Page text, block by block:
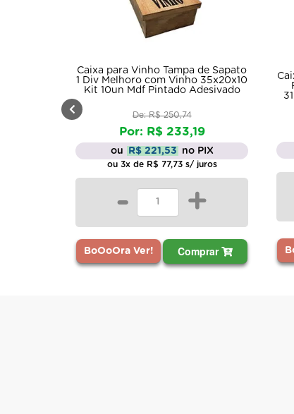
Tampa de Sapato
com Vinho 35x20x10
Pintado Adesivado
Caixa Porta Álbum Copa 2026
Figurinhas Mdf Kit 3 Unidade
31x29,5x5,5cm Tampa
R$ 55,44
ou R$ 52,67 no PIX
-
BoOoOra Ver!